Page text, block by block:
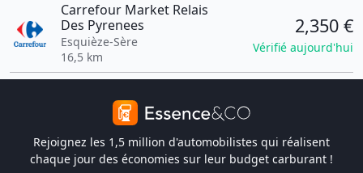
Carrefour Market Relais
Des Pyrenees
Esquièze-Sère
16,5 km
2,350 €
Vérifié aujourd'hui
Rejoignez les 1,5 million d'automobilistes qui réalisent
chaque jour des économies sur leur budget carburant !